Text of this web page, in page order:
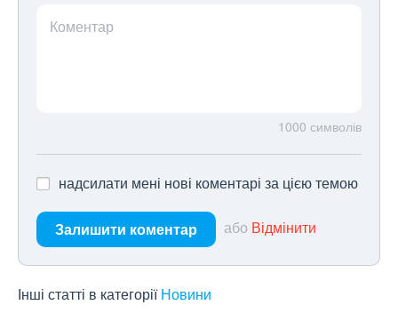
Коментар
1000 символів
надсилати мені нові коментарі за цією темою
Залишити коментар або Відмінити
Інші статті в категорії Новини